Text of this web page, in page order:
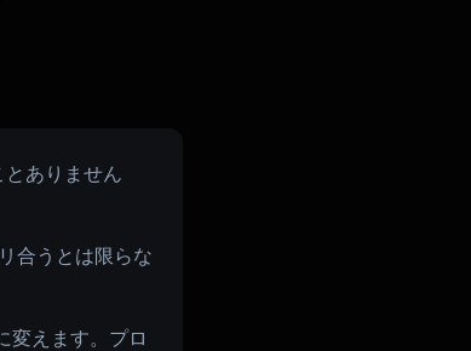
ありません
合うとは限らな
変えます。プロ